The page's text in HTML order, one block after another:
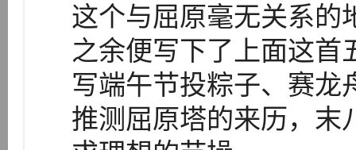
这个与屈原毫无关系的
之余便写下了上面这首
写端午节投粽子、赛龙
推测屈原塔的来历，末